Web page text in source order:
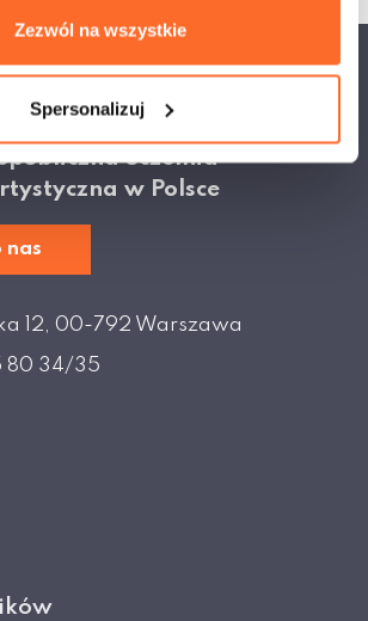
Zezwól na wszystkie
Spersonalizuj
uczelnia
w Polsce
nas
12, 00-792 Warszawa
80 34/35